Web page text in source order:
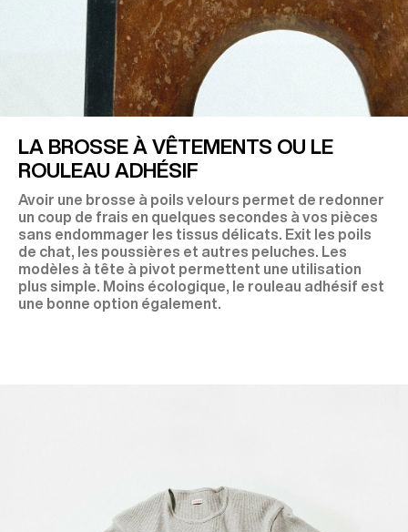
LA BROSSE À VÊTEMENTS OU LE
ROULEAU ADHÉSIF
Avoir une brosse à poils velours permet de redonner
un coup de frais en quelques secondes à vos pièces
sans endommager les tissus délicats. Exit les poils
de chat, les poussières et autres peluches. Les
modèles à tête à pivot permettent une utilisation
plus simple. Moins écologique, le rouleau adhésif est
une bonne option également.